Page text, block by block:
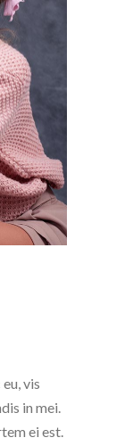
vis
in mei.
ei est.